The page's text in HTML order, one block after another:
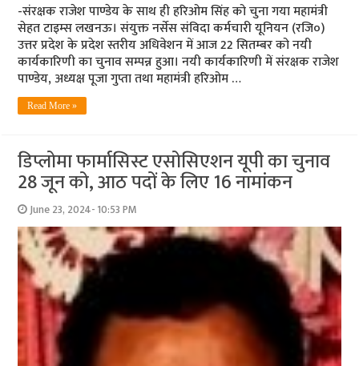
-संरक्षक राजेश पाण्डेय के साथ ही हरिओम सिंह को चुना गया महामंत्री
सेहत टाइम्स लखनऊ। संयुक्त नर्सेस संविदा कर्मचारी यूनियन (रजि०)
उत्तर प्रदेश के प्रदेश स्तरीय अधिवेशन में आज 22 सितम्बर को नयी
कार्यकारिणी का चुनाव सम्पन्न हुआ। नयी कार्यकारिणी में संरक्षक राजेश
पाण्डेय, अध्यक्ष पूजा गुप्ता तथा महामंत्री हरिओम …
Read More »
डिप्लोमा फार्मासिस्ट एसोसिएशन यूपी का चुनाव
28 जून को, आठ पदों के लिए 16 नामांकन
June 23, 2024- 10:53 PM